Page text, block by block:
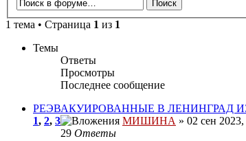
1 тема • Страница 1 из 1
Темы
Ответы
Просмотры
Последнее сообщение
РЕЭВАКУИРОВАННЫЕ В ЛЕНИНГРАД
1, 2, 3 МИШИНА » 02 сен
29 Ответы